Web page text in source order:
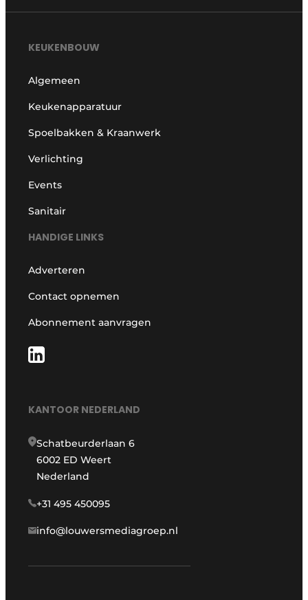
KEUKENBOUW
Algemeen
Keukenapparatuur
Spoelbakken & Kraanwerk
Verlichting
Events
Sanitair
HANDIGE LINKS
Adverteren
Contact opnemen
Abonnement aanvragen
KANTOOR NEDERLAND
Schatbeurderlaan 6
6002 ED Weert
Nederland
+31 495 450095
info@louwersmediagroep.nl